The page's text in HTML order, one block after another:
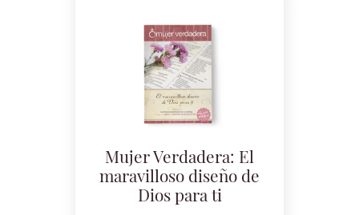
Mujer Verdadera: El
maravilloso diseño de
Dios para ti